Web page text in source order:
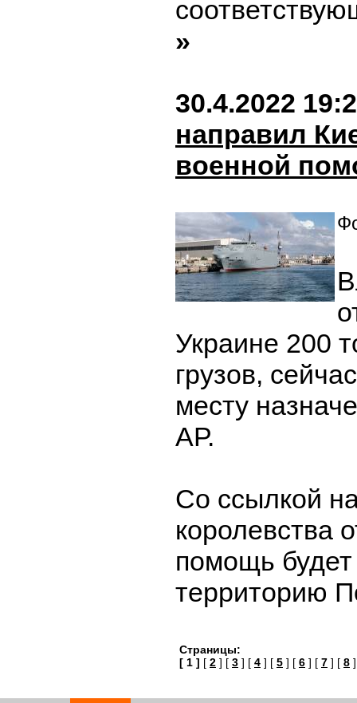
»
30.4.2022
направил
военной
Украине 200
грузов,
месту
АР.
Со ссылкой
королевства
помощь
территорию
Страницы:
[ 1 ] [ 2 ] [ 3 ] [ 4 ] [ 5 ] [ 6 ] [ 7 ] [ 8